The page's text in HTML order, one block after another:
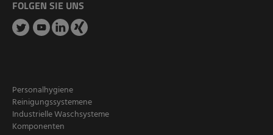
FOLGEN SIE UNS
Personalhygiene
Reinigungssystemene
Industrielle Waschsysteme
Komponenten